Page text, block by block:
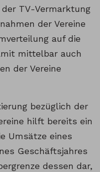
TV-Vermarktung
der Vereine
auf die
mittelbar auch
der Vereine
bezüglich der
hilft bereits ein
Umsätze eines
Geschäftsjahres
dessen dar,